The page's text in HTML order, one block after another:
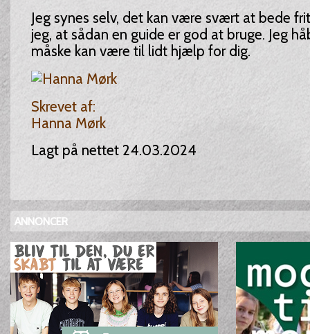
Jeg synes selv, det kan være svært at bede
jeg, at sådan en guide er god at bruge. Jeg
måske kan være til lidt hjælp for dig.
Skrevet af:
Hanna Mørk
Lagt på nettet 24.03.2024
ANNONCER